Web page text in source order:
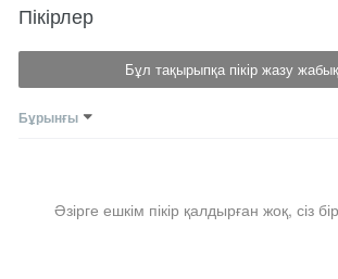
Пікірлер
Бұл тақырыпқа пікір жазу жабық
Бұрынғы
Әзірге ешкім пікір қалдырған жоқ, сіз